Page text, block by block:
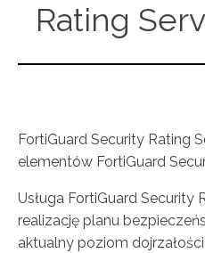
Rating
FortiGuard Security Rating
elementów FortiGuard
Usługa FortiGuard Security
realizację planu
aktualny poziom